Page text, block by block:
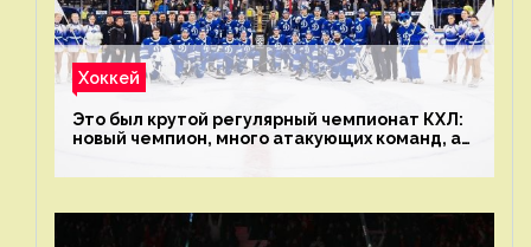
Хоккей
Это был крутой регулярный чемпионат КХЛ:
новый чемпион, много атакующих команд, а